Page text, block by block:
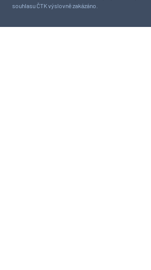
souhlasu ČTK výslovně zakázáno.